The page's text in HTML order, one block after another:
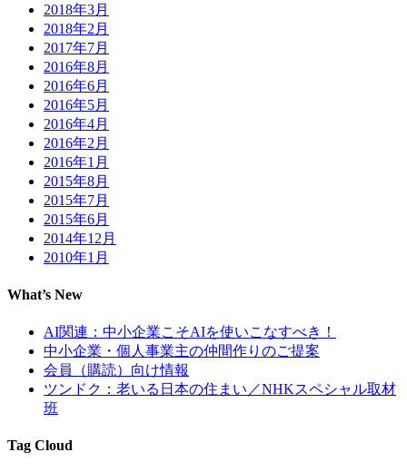
2018年3月
2018年2月
2017年7月
2016年8月
2016年6月
2016年5月
2016年4月
2016年2月
2016年1月
2015年8月
2015年7月
2015年6月
2014年12月
2010年1月
What’s New
AI関連：中小企業こそAIを使いこなすべき！
中小企業・個人事業主の仲間作りのご提案
会員（購読）向け情報
ツンドク：老いる日本の住まい／NHKスペシャル取材
班
Tag Cloud